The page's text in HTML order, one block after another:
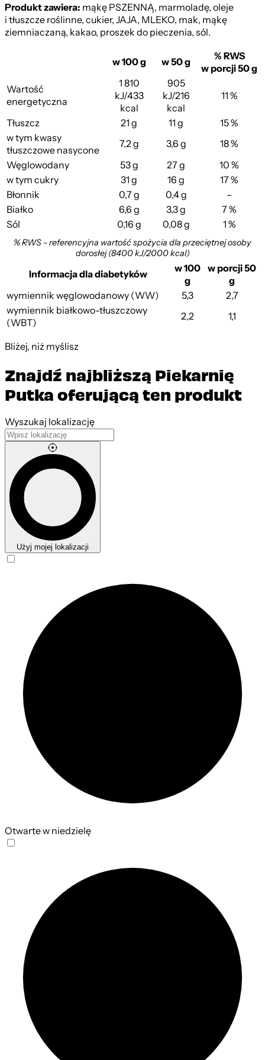
Produkt zawiera: mąkę PSZENNĄ, marmoladę, oleje
i tłuszcze roślinne, cukier, JAJA, MLEKO, mak, mąkę
ziemniaczaną, kakao, proszek do pieczenia, sól.
w 100 g w 50 g
% RWS
w porcji 50 g
Wartość
energetyczna
1 810
kJ/433
kcal
905
kJ/216
kcal
11 %
Tłuszcz 21 g 11 g
15 %
w tym kwasy
tłuszczowe nasycone
7,2 g 3,6 g
18 %
Węglowodany
53 g 27 g
10 %
w tym cukry
31 g 16 g
17 %
Błonnik
0,7 g 0,4 g
–
Białko
6,6 g 3,3 g
7 %
Sól
0,16 g 0,08 g 1 %
% RWS - referencyjna wartość spożycia dla przeciętnej osoby
dorosłej (8400 kJ/2000 kcal)
Informacja dla diabetyków
w 100
g
w porcji 50
g
wymiennik węglowodanowy (WW)
5,3
2,7
wymiennik białkowo-tłuszczowy
(WBT)
2,2 1,1
Bliżej, niż myślisz
Znajdź najbliższą Piekarnię
Putka oferującą ten produkt
Wyszukaj lokalizację
Użyj mojej lokalizacji
Otwarte w niedzielę